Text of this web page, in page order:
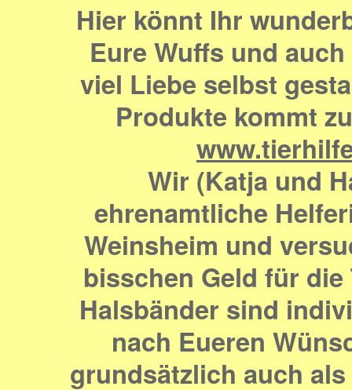
Hier könnt Ihr
Eure Wuffs und
viel Liebe selbst
Produkte kommt
Wir (Katja und
ehrenamtliche
Weinsheim und
bisschen Geld für die
Halsbänder sind
nach Eueren
grundsätzlich auch